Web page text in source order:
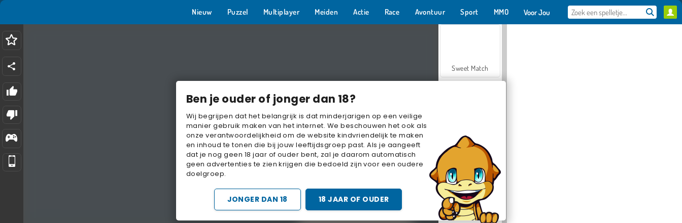
Ben je ouder of jonger dan 18?
Wij begrijpen dat het belangrijk is dat minderjarigen op een veilige
manier gebruik maken van het internet. We beschouwen het ook als
onze verantwoordelijkheid om de website kindvriendelijk te maken
en inhoud te tonen die bij jouw leeftijdsgroep past. Als je aangeeft
dat je nog geen 18 jaar of ouder bent, zal je daarom automatisch
geen advertenties te zien krijgen die bedoeld zijn voor een oudere
doelgroep.
JONGER DAN 18 18 JAAR OF OUDER
Nieuw Puzzel Multiplayer Meiden Actie Race Avontuur Sport MMO Voor Jou
Sweet Match
Zen Solitaire
Farmerama